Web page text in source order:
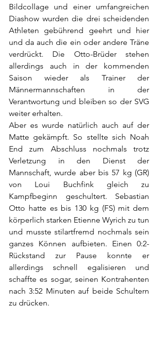
Bildcollage und einer umfangreichen
Diashow wurden die drei scheidenden
Athleten gebührend geehrt und hier
und da auch die ein oder andere Träne
verdrückt. Die Otto-Brüder stehen
allerdings auch in der kommenden
Saison wieder als Trainer der
Männermannschaften in der
Verantwortung und bleiben so der SVG
weiter erhalten.
Aber es wurde natürlich auch auf der
Matte gekämpft. So stellte sich Noah
End zum Abschluss nochmals trotz
Verletzung in den Dienst der
Mannschaft, wurde aber bis 57 kg (GR)
von Loui Buchfink gleich zu
Kampfbeginn geschultert. Sebastian
Otto hatte es bis 130 kg (FS) mit dem
körperlich starken Etienne Wyrich zu tun
und musste stilartfremd nochmals sein
ganzes Können aufbieten. Einen 0:2-
Rückstand zur Pause konnte er
allerdings schnell egalisieren und
schaffte es sogar, seinen Kontrahenten
nach 3:52 Minuten auf beide Schultern
zu drücken.